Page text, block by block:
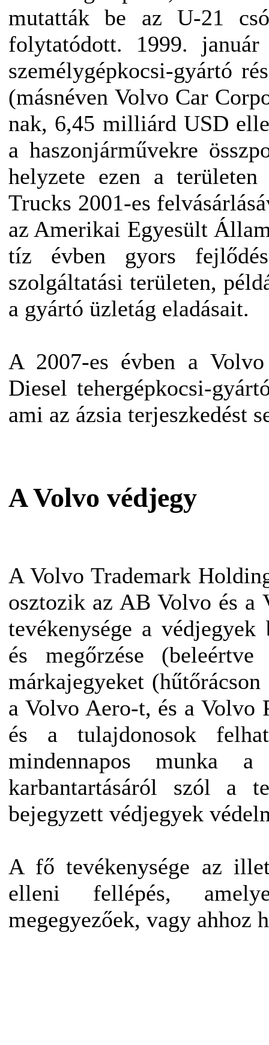
mutatták be az U-21
folytatódott. 1999.
személygépkocsi-gyártó
(másnéven Volvo Car
nak, 6,45 milliárd USD
a haszonjárművekre
helyzete ezen a
Trucks 2001-es
az Amerikai Egyesült
tíz évben gyors
szolgáltatási területen,
a gyártó üzletág eladásait.
A 2007-es évben a
Diesel tehergépkocsi-
ami az ázsia terjeszkedést
A Volvo védjegy
A Volvo Trademark
osztozik az AB Volvo és a
tevékenysége a
és megőrzése
márkajegyeket
a Volvo Aero-t, és a Volvo
és a tulajdonosok
mindennapos munka a
karbantartásáról szól a
bejegyzett védjegyek
A fő tevékenysége az
elleni fellépés,
megegyezőek, vagy ahhoz